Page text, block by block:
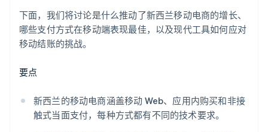
下面，我们将讨论是什么推动了新西兰移动电商的增长、
哪些支付方式在移动端表现最佳，以及现代工具如何应对
移动结账的挑战。
要点
新西兰的移动电商涵盖移动 Web、应用内购买和非接
触式当面支付，每种方式都有不同的技术要求。